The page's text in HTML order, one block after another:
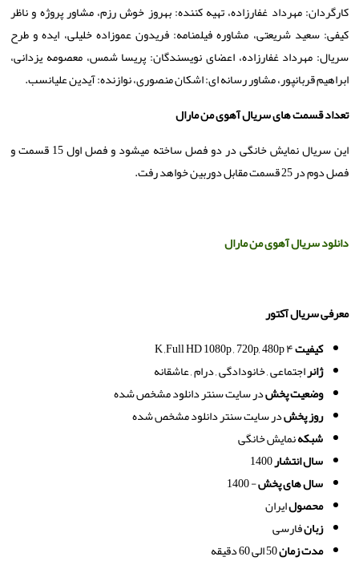
کارگردان: مهرداد غفارزاده، تهیه کننده: بهروز خوش رزم، مشاور پروژه و ناظر
کیفی: سعید شریعتی، مشاوره فیلمنامه: فریدون عموزاده خلیلی، ایده و طرح
سریال: مهرداد غفارزاده، اعضای نویسندگان: پریسا شمس، معصومه یزدانی،
ابراهیم قربانپور، مشاور رسانه ای: اشکان منصوری، نوازنده: آیدین علیانسب.
تعداد قسمت های سریال آهوی من مارال
این سریال نمایش خانگی در دو فصل ساخته میشود و فصل اول 15 قسمت و
فصل دوم در 25 قسمت مقابل دوربین خواهد رفت.
دانلودسریالآهویمنمارال
معرفی سریال آکتور
کیفیت۴K ,Full HD 1080p , 720p, 480p
ژانراجتماعی , خانودادگی , درام , عاشقانه
وضعیت پخشدر سایت سنتر دانلود مشخص شده
روز پخشدر سایت سنتر دانلود مشخص شده
شبکهنمایش خانگی
سال انتشار1400
سال های پخش- 1400
محصولایران
زبانفارسی
مدت زمان50 الی 60 دقیقه